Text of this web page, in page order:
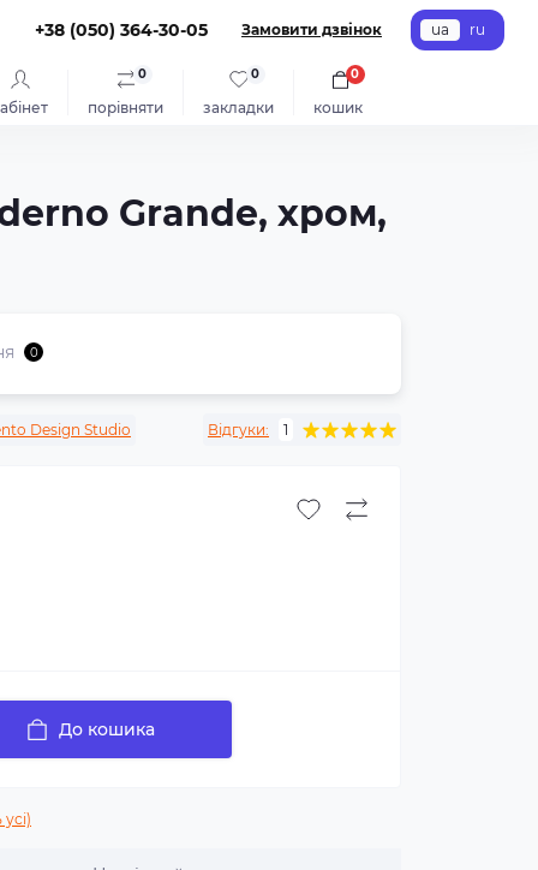
+38 (050) 364-30-05 Замовити дзвінок ua ru
порівняти
0
закладки
0
кошик
0
Grande, хром,
0
Design Studio Відгуки: 1
До кошика